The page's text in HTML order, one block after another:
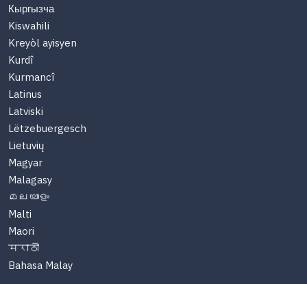
Кыргызча
Kiswahili
Kreyòl ayisyen
Kurdî
Kurmancî
Latinus
Latviski
Lëtzebuergesch
Lietuvių
Magyar
Malagasy
മലയാളം
Malti
Maori
मराठी
Bahasa Malay